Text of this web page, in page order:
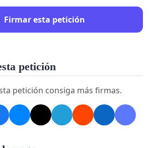
en el marco de laConstitución
Mundial de la Salud
al reglamento sanitario
y respuesta frente a
pandemias.
Libertad
estamos totalmente en
TratadooConvenio
Firmar esta petición
petición
petición consiga más firmas.